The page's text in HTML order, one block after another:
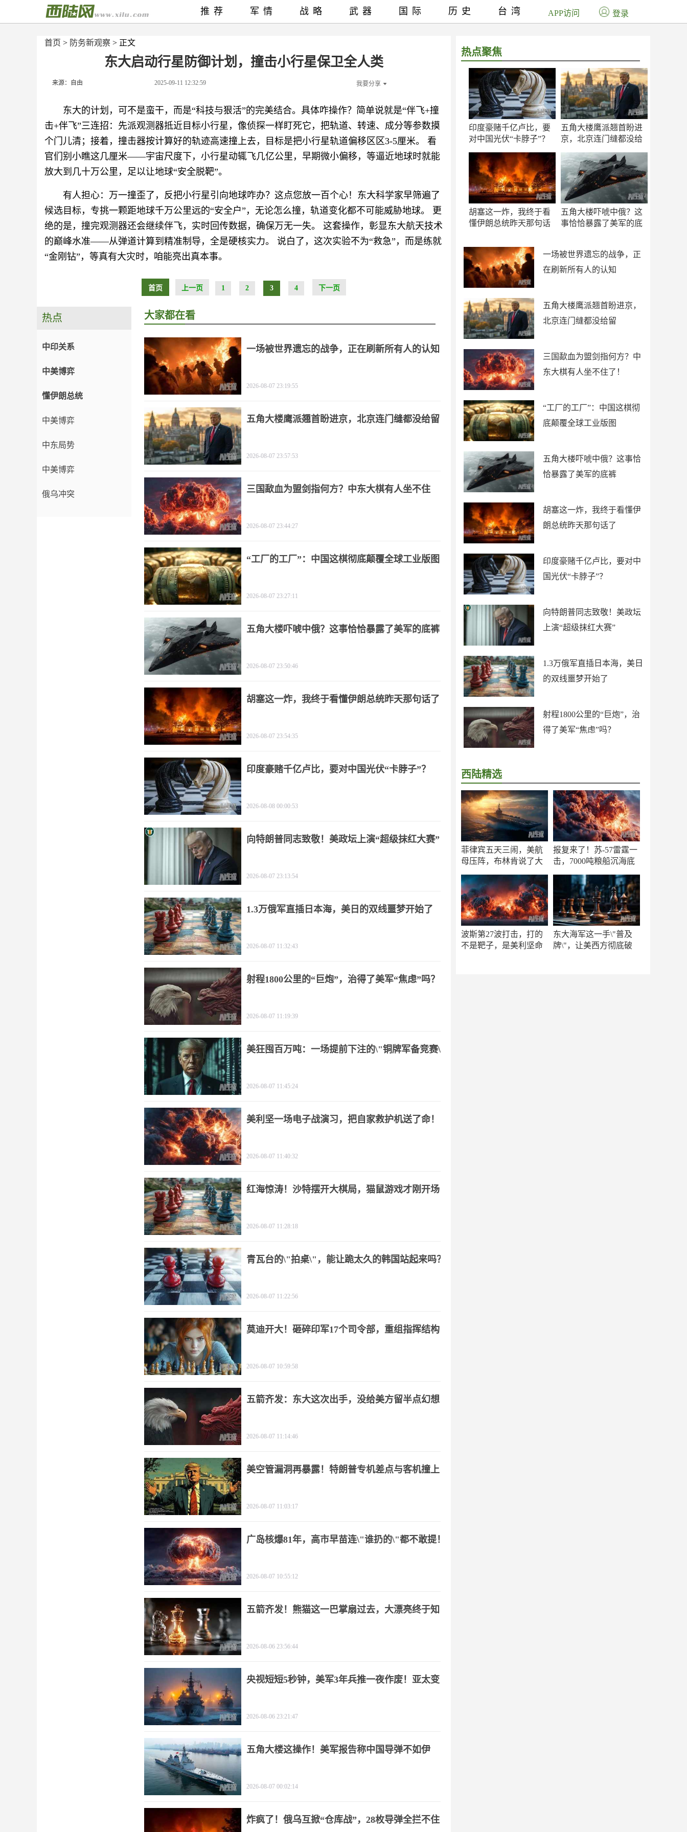
首页 > 防务新观察 > 正文
东大启动行星防御计划，撞击小行星保卫全人类
来源：自由 2025-09-11 12:32:59 我要分享
东大的计划，可不是蛮干，而是“科技与狠活”的完美结合。具体咋操作？简单说就是“伴飞+撞
击+伴飞”三连招：先派观测器抵近目标小行星，像侦探一样盯死它，把轨道、转速、成分等参数摸
个门儿清；接着，撞击器按计算好的轨迹高速撞上去，目标是把小行星轨道偏移区区3-5厘米。 看
官们别小瞧这几厘米——宇宙尺度下，小行星动辄飞几亿公里，早期微小偏移，等逼近地球时就能
放大到几十万公里，足以让地球“安全脱靶”。
有人担心：万一撞歪了，反把小行星引向地球咋办？这点您放一百个心！东大科学家早筛遍了
候选目标，专挑一颗距地球千万公里远的“安全户”，无论怎么撞，轨道变化都不可能威胁地球。 更
绝的是，撞完观测器还会继续伴飞，实时回传数据，确保万无一失。 这套操作，彰显东大航天技术
的巅峰水准——从弹道计算到精准制导，全是硬核实力。 说白了，这次实验不为“救急”，而是练就
“金刚钻”，等真有大灾时，咱能亮出真本事。
首页 上一页 1 2 3 4 下一页
热点聚焦
印度豪赌千亿卢比，要
对中国光伏“卡脖子”？
五角大楼鹰派翘首盼进
京，北京连门缝都没给
胡塞这一炸，我终于看
懂伊朗总统昨天那句话
五角大楼吓唬中俄？这
事恰恰暴露了美军的底
一场被世界遗忘的战争，正
在刷新所有人的认知
五角大楼鹰派翘首盼进京，
北京连门缝都没给留
三国歃血为盟剑指何方？中
东大棋有人坐不住了！
“工厂的工厂”：中国这棋彻
底颠覆全球工业版图
五角大楼吓唬中俄？这事恰
恰暴露了美军的底裤
胡塞这一炸，我终于看懂伊
朗总统昨天那句话了
印度豪赌千亿卢比，要对中
国光伏“卡脖子”？
向特朗普同志致敬！美政坛
上演“超级抹红大赛”
1.3万俄军直插日本海，美日
的双线噩梦开始了
射程1800公里的“巨炮”，治
得了美军“焦虑”吗？
西陆精选
菲律宾五天三闹，美航
母压阵，布林肯说了大
报复来了！苏-57雷霆一
击，7000吨粮船沉海底
波斯第27波打击，打的
不是靶子，是美利坚命
东大海军这一手\"普及
牌\"，让美西方彻底破
推荐 军情 战略 武器 国际 历史 台湾 APP访问 登录
热点
中印关系
中美博弈
懂伊朗总统
中美博弈
中东局势
中美博弈
俄乌冲突
大家都在看
一场被世界遗忘的战争，正在刷新所有人的认知
2026-08-07 23:19:55
五角大楼鹰派翘首盼进京，北京连门缝都没给留
2026-08-07 23:57:53
三国歃血为盟剑指何方？中东大棋有人坐不住
2026-08-07 23:44:27
“工厂的工厂”：中国这棋彻底颠覆全球工业版图
2026-08-07 23:27:11
五角大楼吓唬中俄？这事恰恰暴露了美军的底裤
2026-08-07 23:50:46
胡塞这一炸，我终于看懂伊朗总统昨天那句话了
2026-08-07 23:54:35
印度豪赌千亿卢比，要对中国光伏“卡脖子”？
2026-08-08 00:00:53
向特朗普同志致敬！美政坛上演“超级抹红大赛”
2026-08-07 23:13:54
1.3万俄军直插日本海，美日的双线噩梦开始了
2026-08-07 11:32:43
射程1800公里的“巨炮”，治得了美军“焦虑”吗？
2026-08-07 11:19:39
美狂囤百万吨：一场提前下注的\"铜牌军备竞赛\"
2026-08-07 11:45:24
美利坚一场电子战演习，把自家救护机送了命！
2026-08-07 11:40:32
红海惊涛！沙特摆开大棋局，猫鼠游戏才刚开场
2026-08-07 11:28:18
青瓦台的\"拍桌\"，能让跪太久的韩国站起来吗？
2026-08-07 11:22:56
莫迪开大！砸碎印军17个司令部，重组指挥结构
2026-08-07 10:59:58
五箭齐发：东大这次出手，没给美方留半点幻想
2026-08-07 11:14:46
美空管漏洞再暴露！特朗普专机差点与客机撞上
2026-08-07 11:03:17
广岛核爆81年，高市早苗连\"谁扔的\"都不敢提！
2026-08-07 10:55:12
五箭齐发！熊猫这一巴掌扇过去，大漂亮终于知
2026-08-06 23:56:44
央视短短5秒钟，美军3年兵推一夜作废！亚太变
2026-08-06 23:21:47
五角大楼这操作！美军报告称中国导弹不如伊
2026-08-07 00:02:14
炸疯了！俄乌互掀“仓库战”，28枚导弹全拦不住